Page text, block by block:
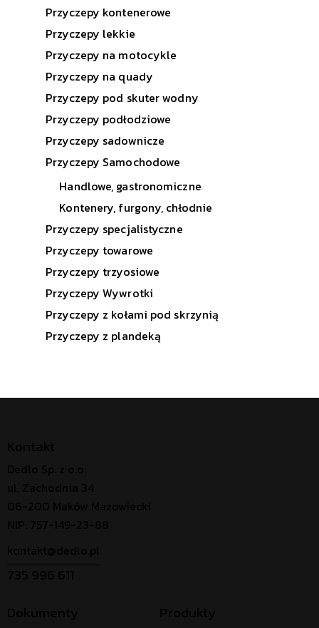
Przyczepy kontenerowe
Przyczepy lekkie
Przyczepy na motocykle
Przyczepy na quady
Przyczepy pod skuter wodny
Przyczepy podłodziowe
Przyczepy sadownicze
Przyczepy Samochodowe
Handlowe, gastronomiczne
Kontenery, furgony, chłodnie
Przyczepy specjalistyczne
Przyczepy towarowe
Przyczepy trzyosiowe
Przyczepy Wywrotki
Przyczepy z kołami pod skrzynią
Przyczepy z plandeką